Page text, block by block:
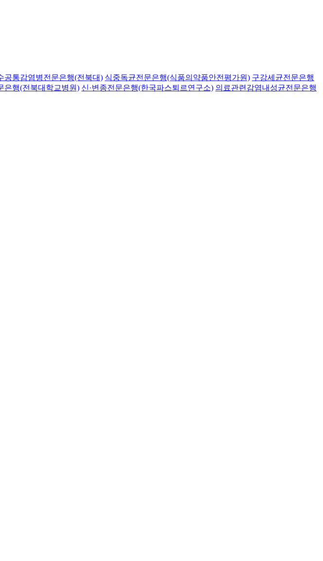
공통감염병전문은행(전북대) 식중독균전문은행(식품의약품안전평가원) 구강세균전문은행
은행(전북대학교병원) 신·변종전문은행(한국파스퇴르연구소) 의료관련감염내성균전문은행